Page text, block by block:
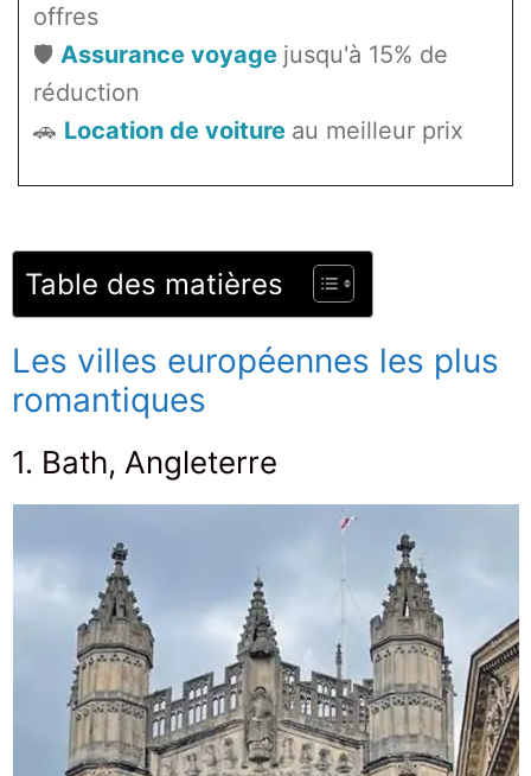
offres
🛡️ Assurance voyage jusqu'à 15% de
réduction
🚗 Location de voiture au meilleur prix
Table des matières
Les villes européennes les plus
romantiques
1. Bath, Angleterre